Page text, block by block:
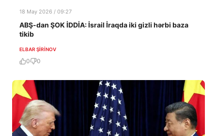
18 May 2026 / 09:27
ABŞ-dan ŞOK İDDİA: İsrail İraqda iki gizli hərbi baza
tikib
ELBAR ŞIRINOV
0 0